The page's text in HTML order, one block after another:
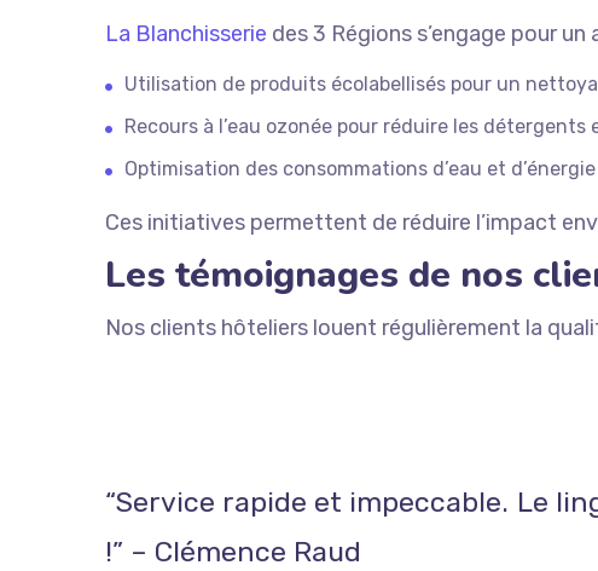
La Blanchisserie des 3 Régions s’engage pour
Utilisation de produits écolabellisés pour un
Recours à l’eau ozonée pour réduire les
Optimisation des consommations d’eau et
Ces initiatives permettent de réduire l’impact
Les témoignages de nos
Nos clients hôteliers louent régulièrement la
“Service rapide et impeccable. Le
!” – Clémence Raud